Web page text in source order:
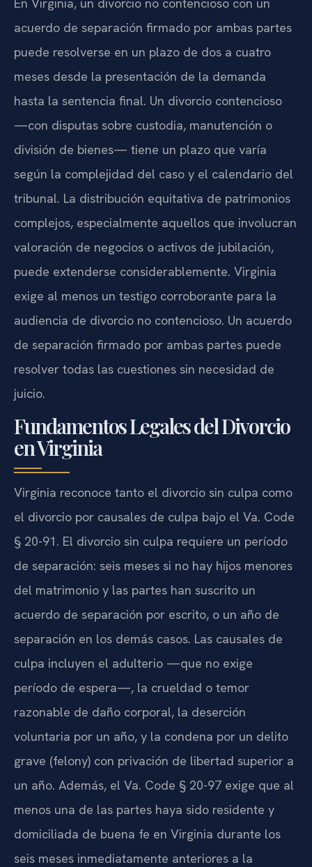
acuerdo de separación firmado por ambas partes
puede resolverse en un plazo de dos a cuatro
meses desde la presentación de la demanda
hasta la sentencia final. Un divorcio contencioso
—con disputas sobre custodia, manutención o
división de bienes— tiene un plazo que varía
según la complejidad del caso y el calendario del
tribunal. La distribución equitativa de patrimonios
complejos, especialmente aquellos que involucran
valoración de negocios o activos de jubilación,
puede extenderse considerablemente. Virginia
exige al menos un testigo corroborante para la
audiencia de divorcio no contencioso. Un acuerdo
de separación firmado por ambas partes puede
resolver todas las cuestiones sin necesidad de
juicio.
Fundamentos Legales del Divorcio
en Virginia
Virginia reconoce tanto el divorcio sin culpa como
el divorcio por causales de culpa bajo el Va. Code
§ 20-91. El divorcio sin culpa requiere un período
de separación: seis meses si no hay hijos menores
del matrimonio y las partes han suscrito un
acuerdo de separación por escrito, o un año de
separación en los demás casos. Las causales de
culpa incluyen el adulterio —que no exige
período de espera—, la crueldad o temor
razonable de daño corporal, la deserción
voluntaria por un año, y la condena por un delito
grave (felony) con privación de libertad superior a
un año. Además, el Va. Code § 20-97 exige que al
menos una de las partes haya sido residente y
domiciliada de buena fe en Virginia durante los
seis meses inmediatamente anteriores a la